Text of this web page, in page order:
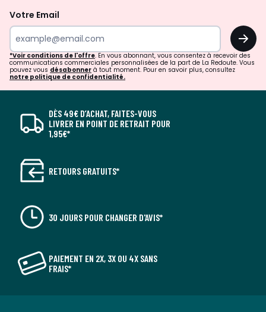
Votre Email
OK
*Voir conditions de l'offre. En vous abonnant, vous consentez à recevoir des
communications commerciales personnalisées de la part de La Redoute. Vous
pouvez vous désabonner à tout moment. Pour en savoir plus, consultez
notre politique de confidentialité.
DÈS 49€ D’ACHAT, FAITES-VOUS
LIVRER EN POINT DE RETRAIT POUR
1,95€*
RETOURS GRATUITS*
30 JOURS POUR CHANGER D'AVIS*
PAIEMENT EN 2X, 3X OU 4X SANS
FRAIS*